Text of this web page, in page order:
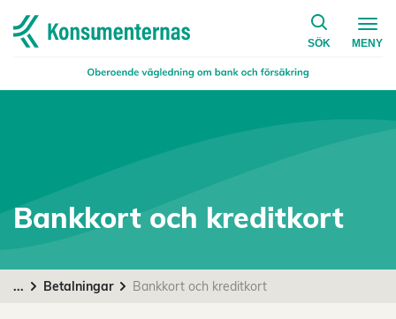
Navigera till startsidan
SÖK
på
MENY
Bankkort och kreditkort
... Betalningar Bankkort och kreditkort